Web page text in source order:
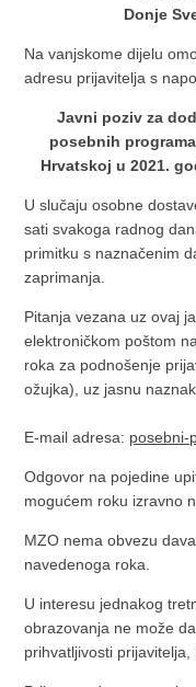
Donje
Na vanjskome dijelu
adresu prijavitelja s
Javni poziv za
posebnih
Hrvatskoj u 2021.
U slučaju osobne
sati svakoga radnog
primitku s naznačenim
zaprimanja.
Pitanja vezana uz ovaj
elektroničkom poštom
roka za podnošenje
ožujka), uz jasnu
E-mail adresa: posebni-
Odgovor na pojedine
mogućem roku izravno
MZO nema obvezu
navedenoga roka.
U interesu jednakog
obrazovanja ne može
prihvatljivosti prijavitelja,